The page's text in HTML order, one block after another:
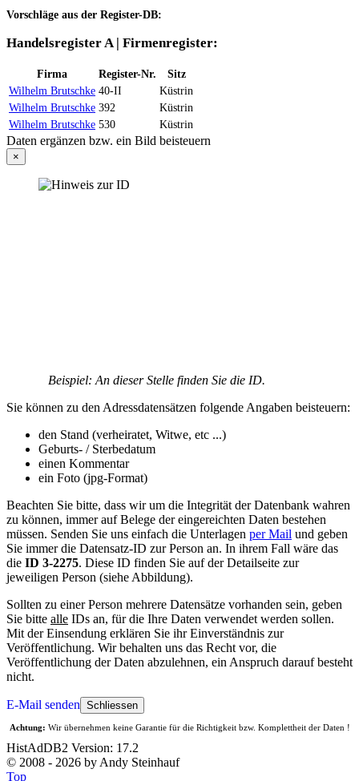
Vorschläge aus der Register-DB:
Handelsregister A | Firmenregister:
Firma Register-Nr.
Sitz
Wilhelm Brutschke 40-II
Küstrin
Wilhelm Brutschke 392
Küstrin
Wilhelm Brutschke 530 Küstrin
Daten ergänzen bzw. ein Bild beisteuern
×
Beispiel: An dieser Stelle finden Sie die ID.
Sie können zu den Adressdatensätzen folgende Angaben beisteuern:
den Stand (verheiratet, Witwe, etc ...)
Geburts- / Sterbedatum
einen Kommentar
ein Foto (jpg-Format)
Beachten Sie bitte, dass wir um die Integrität der Datenbank wahren
zu können, immer auf Belege der eingereichten Daten bestehen
müssen. Senden Sie uns einfach die Unterlagen per Mail und geben
Sie immer die Datensatz-ID zur Person an. In ihrem Fall wäre das
die ID 3-2275. Diese ID finden Sie auf der Detailseite zur
jeweiligen Person (siehe Abbildung).
Sollten zu einer Person mehrere Datensätze vorhanden sein, geben
Sie bitte alle IDs an, für die Ihre Daten verwendet werden sollen.
Mit der Einsendung erklären Sie ihr Einverständnis zur
Veröffentlichung. Wir behalten uns das Recht vor, die
Veröffentlichung der Daten abzulehnen, ein Anspruch darauf besteht
nicht.
E-Mail senden Schliessen
Achtung: Wir übernehmen keine Garantie für die Richtigkeit bzw. Komplettheit der Daten !
HistAdDB2 Version: 17.2
© 2008 - 2026 by Andy Steinhauf
Top